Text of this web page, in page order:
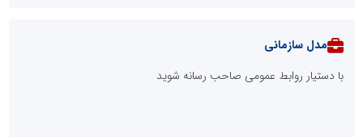
مدل سازمانی
با دستیار روابط عمومی صاحب رسانه شوید